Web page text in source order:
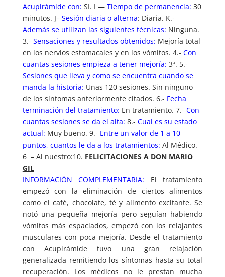
Acupirámide con: SI. I — Tiempo de permanencia: 30
minutos. J– Sesión diaria o alterna: Diaria. K.-
Además se utilizan las siguientes técnicas: Ninguna.
3.- Sensaciones y resultados obtenidos: Mejoría total
en los nervios estomacales y en los vómitos. 4.- Con
cuantas sesiones empieza a tener mejoría: 3ª. 5.-
Sesiones que lleva y como se encuentra cuando se
manda la historia: Unas 120 sesiones. Sin ninguno
de los síntomas anteriormente citados. 6.- Fecha
terminación del tratamiento: En tratamiento. 7.- Con
cuantas sesiones se da el alta: 8.- Cual es su estado
actual: Muy bueno. 9.- Entre un valor de 1 a 10
puntos, cuantos le da a los tratamientos: Al Médico.
6 – Al nuestro:10. FELICITACIONES A DON MARIO
GIL
INFORMACIÓN COMPLEMENTARIA: El tratamiento
empezó con la eliminación de ciertos alimentos
como el café, chocolate, té y alimento excitante. Se
notó una pequeña mejoría pero seguían habiendo
vómitos más espaciados, empezó con los relajantes
musculares con poca mejoría. Desde el tratamiento
con Acupirámide tuvo una gran relajación
generalizada remitiendo los síntomas hasta su total
recuperación. Los médicos no le prestan mucha